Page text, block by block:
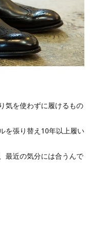
気を使わずに履けるもの
を張り替え10年以上履い
最近の気分には合うんで